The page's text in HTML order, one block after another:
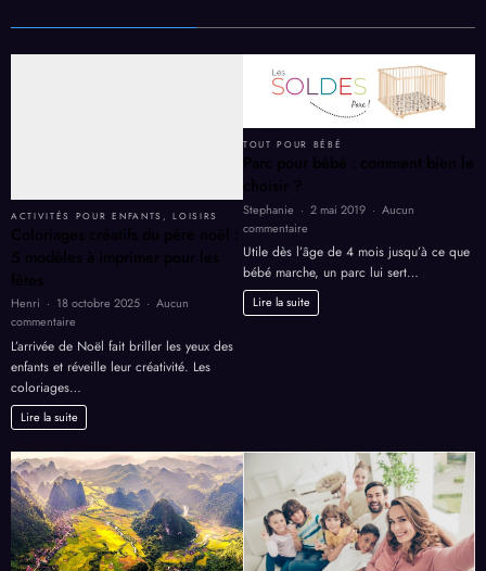
ACTIVITÉS POUR ENFANTS ,LOISIRS
Coloriages créatifs du père noël :
5 modèles à imprimer pour les
fêtes
Henri 18 octobre 2025
Aucun
commentaire
Coloriages
créatifs
du
père
noël
:
5
modèles
à
imprimer
pour
les
fêtes
L’arrivée de Noël fait briller les yeux des
enfants et réveille leur créativité. Les
coloriages…
Lire la suite
TOUT POUR BÉBÉ
Parc pour bébé : comment bien le
choisir ?
Stephanie 2 mai 2019
Aucun
commentaire
Parc
pour
bébé :
comment
bien
Utile dès l’âge de 4 mois jusqu’à ce que
bébé marche, un parc lui sert…
Lire la suite